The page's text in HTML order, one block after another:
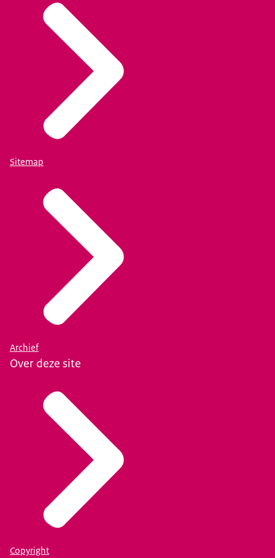
Sitemap
Archief
Over deze site
Copyright